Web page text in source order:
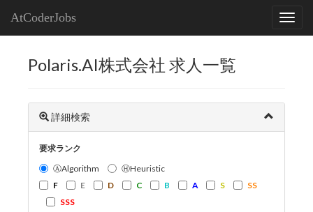
AtCoderJobs
Polaris.AI株式会社 求人一覧
詳細検索
要求ランク
ⒶAlgorithm
ⒽHeuristic
F
E D C B A S
SS
SSS